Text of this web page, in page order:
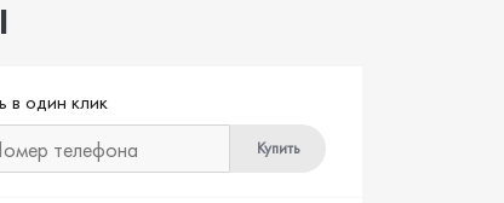
в один клик
Купить